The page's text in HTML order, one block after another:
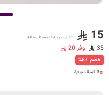
15 شامل ضريبة القيمة المضافة
35 وفر 20
%57 خصم
3 كمية متوفرة
6 مشاهدة مؤخراً
3 كمية متوفرة